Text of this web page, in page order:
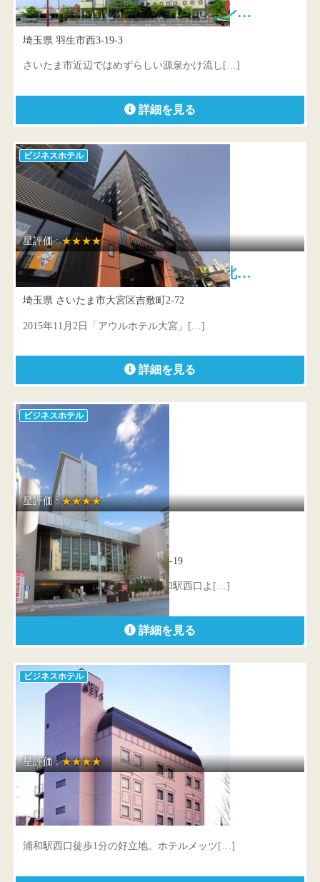
羽生天然温泉 ルートイングラン…
埼玉県 羽生市西3-19-3
さいたま市近辺ではめずらしい源泉かけ流し[…]
詳細を見る
ビジネスホテル
星評価 :★★★★
アパホテル〈さいたま新都心駅北…
埼玉県 さいたま市大宮区吉敷町2-72
2015年11月2日「アウルホテル大宮」[…]
詳細を見る
ビジネスホテル
星評価 :★★★★
浦和ワシントンホテル
埼玉県 さいたま市浦和区高砂2-1-19
浦和ワシントンホテルは、JR浦和駅西口よ[…]
詳細を見る
ビジネスホテル
星評価 :★★★★
JR東日本ホテルメッツ 浦和
埼玉県 さいたま市浦和区高砂1-16-7
浦和駅西口徒歩1分の好立地。ホテルメッツ[…]